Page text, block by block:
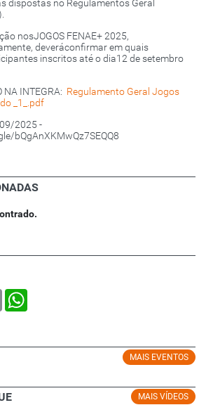
dispostas no Regulamentos Geral
nosJOGOS FENAE+ 2025,
deveráconfirmar em quais
inscritos até o dia12 de setembro
NA INTEGRA: Regulamento Geral Jogos
_1_.pdf
2025 -
bQgAnXKMwQz7SEQQ8
Email
MAIS EVENTOS
MAIS VÍDEOS